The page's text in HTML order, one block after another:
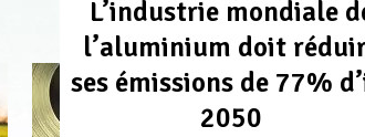
L’industrie mondiale
l’aluminium doit
ses émissions de 77%
2050